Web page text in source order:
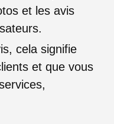
et les avis
cela signifie
et que vous